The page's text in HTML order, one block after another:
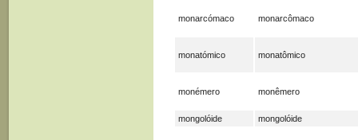
monarcómaco monarcômaco
monatómico monatômico
monémero monêmero
mongolóide mongolóide